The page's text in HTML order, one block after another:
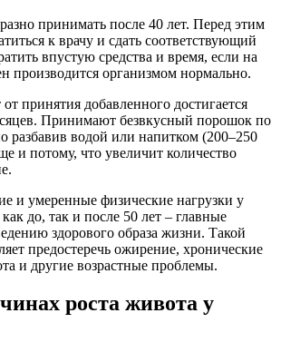
принимать после 40 лет. Перед этим
к врачу и сдать соответствующий
впустую средства и время, если на
производится организмом нормально.
принятия добавленного достигается
Принимают безвкусный порошок по
разбавив водой или напитком (200–250
и потому, что увеличит количество
и умеренные физические нагрузки у
до, так и после 50 лет – главные
здорового образа жизни. Такой
предостеречь ожирение, хронические
и другие возрастные проблемы.
роста живота у